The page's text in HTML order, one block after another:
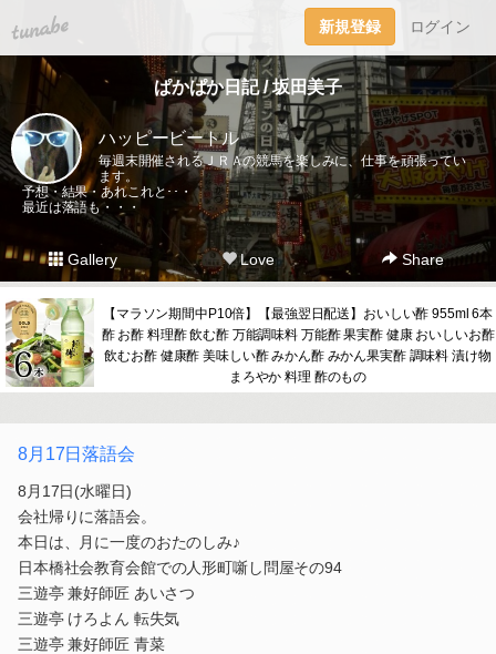
tuna.be 新規登録 ログイン
ぱかぱか日記 / 坂田美子
ハッピービートル
毎週末開催されるＪＲＡの競馬を楽しみに、仕事を頑張ってい
ます。
予想・結果・あれこれと･･・
最近は落語も・・・
Gallery Love Share
【マラソン期間中P10倍】【最強翌日配送】おいしい酢 955ml 6本
酢 お酢 料理酢 飲む酢 万能調味料 万能酢 果実酢 健康 おいしいお酢
飲むお酢 健康酢 美味しい酢 みかん酢 みかん果実酢 調味料 漬け物
まろやか 料理 酢のもの
8月17日落語会
8月17日(水曜日)
会社帰りに落語会。
本日は、月に一度のおたのしみ♪
日本橋社会教育会館での人形町噺し問屋その94
三遊亭 兼好師匠 あいさつ
三遊亭 けろよん 転失気
三遊亭 兼好師匠 青菜